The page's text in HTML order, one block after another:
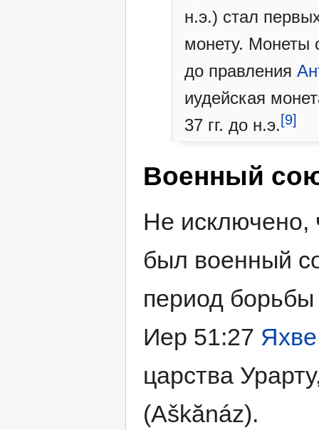
н.э.) стал
монету. Монеты
до правления
иудейская
37 гг. до н.э. [9]
Военный
Не исключено,
был военный
период
Иер 51:27 Яхве
царства
(Aškănáz).